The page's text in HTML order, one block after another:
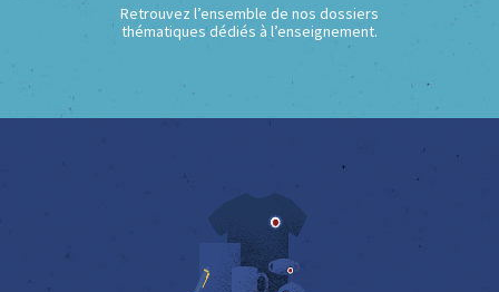
Retrouvez l’ensemble de nos dossiers
thématiques dédiés à l’enseignement.